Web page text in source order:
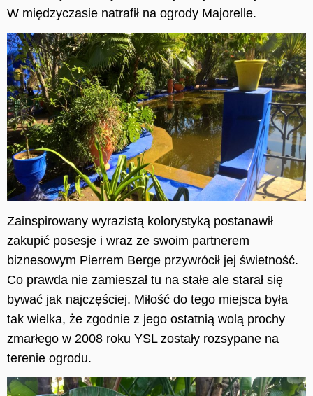
W międzyczasie natrafił na ogrody Majorelle.
Zainspirowany wyrazistą kolorystyką postanawił
zakupić posesje i wraz ze swoim partnerem
biznesowym Pierrem Berge przywrócił jej świetność.
Co prawda nie zamieszał tu na stałe ale starał się
bywać jak najczęściej. Miłość do tego miejsca była
tak wielka, że zgodnie z jego ostatnią wolą prochy
zmarłego w 2008 roku YSL zostały rozsypane na
terenie ogrodu.